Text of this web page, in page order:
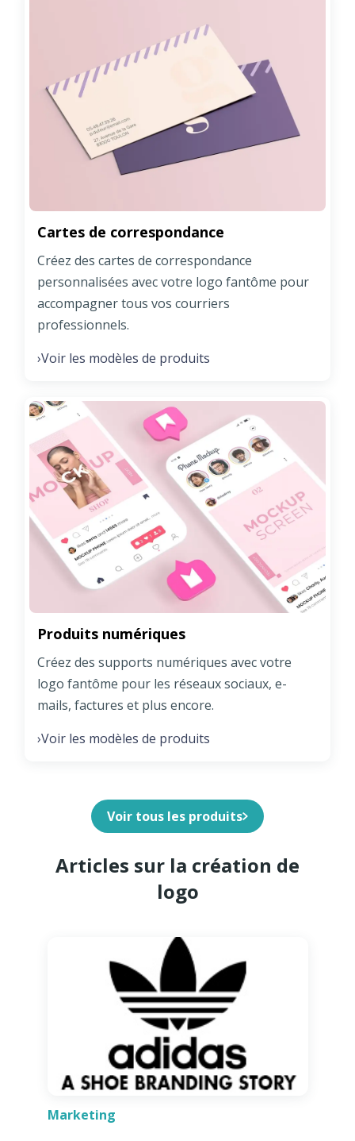
Cartes de correspondance
Créez des cartes de correspondance
personnalisées avec votre logo fantôme pour
accompagner tous vos courriers
professionnels.
›Voir les modèles de produits
Produits numériques
Créez des supports numériques avec votre
logo fantôme pour les réseaux sociaux, e-
mails, factures et plus encore.
›Voir les modèles de produits
Voir tous les produits
Articles sur la création de
logo
Marketing